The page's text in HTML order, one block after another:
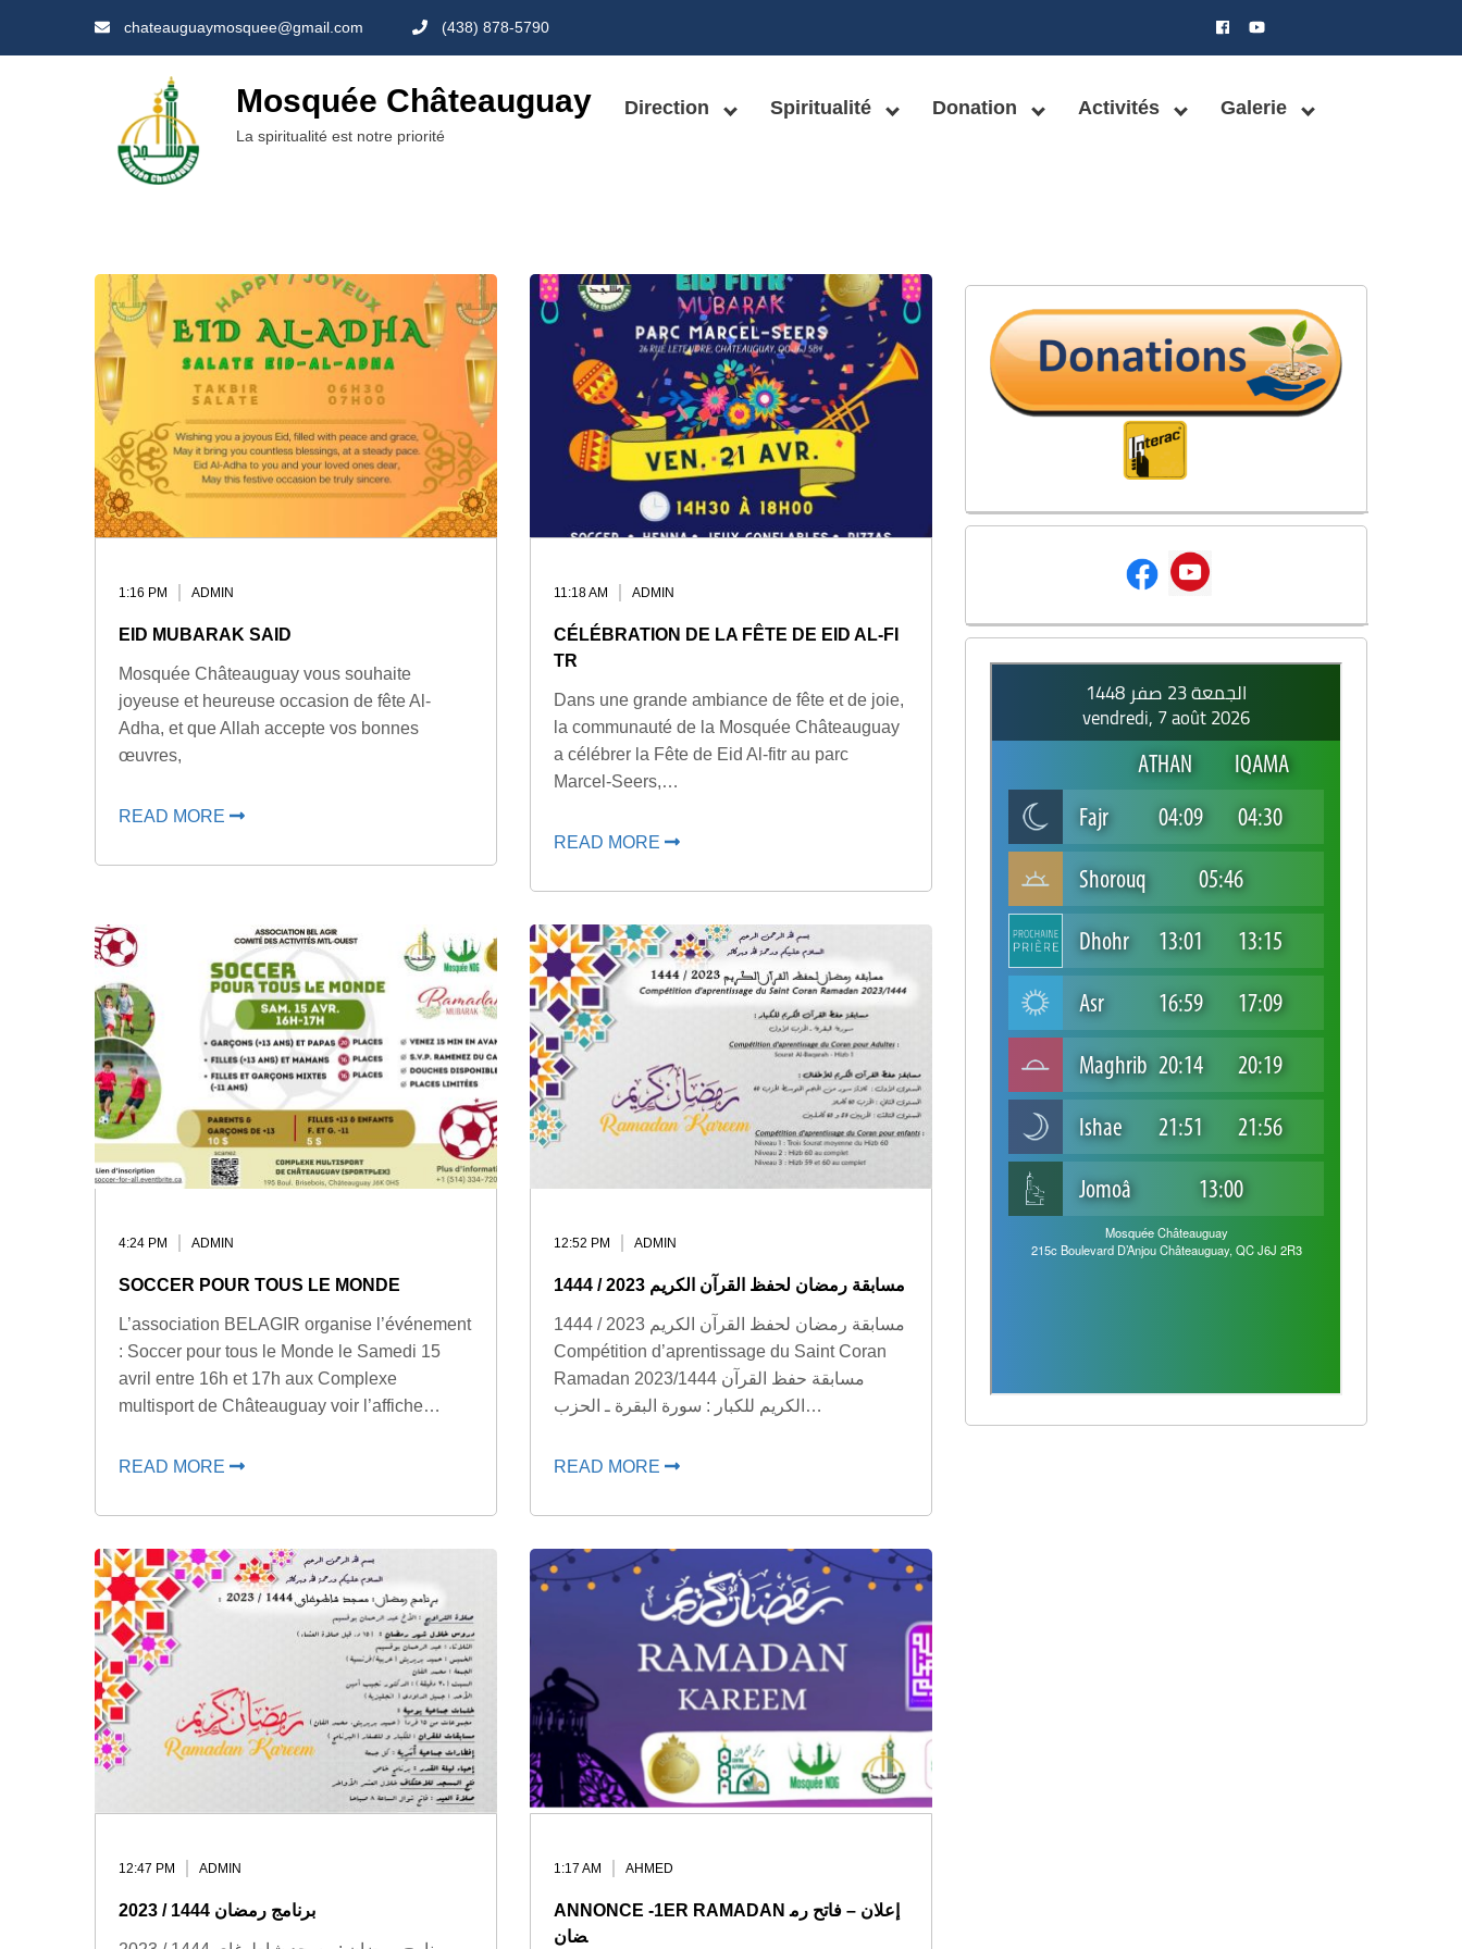
chateauguaymosquee@gmail.com (438) 878-5790
Mosquée Châteauguay
La spiritualité est notre priorité
Direction Spiritualité Donation Activités Galerie
1:16 PM ADMIN
EID MUBARAK SAID
Mosquée Châteauguay vous souhaite
joyeuse et heureuse occasion de fête Al-
Adha, et que Allah accepte vos bonnes
œuvres,
READ MORE
11:18 AM ADMIN
CÉLÉBRATION DE LA FÊTE DE EID AL-FI
TR
Dans une grande ambiance de fête et de joie,
la communauté de la Mosquée Châteauguay
a célébrer la Fête de Eid Al-fitr au parc
Marcel-Seers,…
READ MORE
4:24 PM ADMIN
SOCCER POUR TOUS LE MONDE
L’association BELAGIR organise l’événement
: Soccer pour tous le Monde le Samedi 15
avril entre 16h et 17h aux Complexe
multisport de Châteauguay voir l’affiche…
READ MORE
12:52 PM ADMIN
مسابقة رمضان لحفظ القرآن الكريم 2023 / 1444
مسابقة رمضان لحفظ القرآن الكريم 2023 / 1444
Compétition d’aprentissage du Saint Coran
Ramadan 2023/1444 مسابقة حفظ القرآن
الكريم للكبار : سورة البقرة ـ الحزب…
READ MORE
12:47 PM ADMIN
برنامج رمضان 1444 / 2023
1:17 AM AHMED
ANNONCE -1ER RAMADAN إعلان – فاتح رم
ضان